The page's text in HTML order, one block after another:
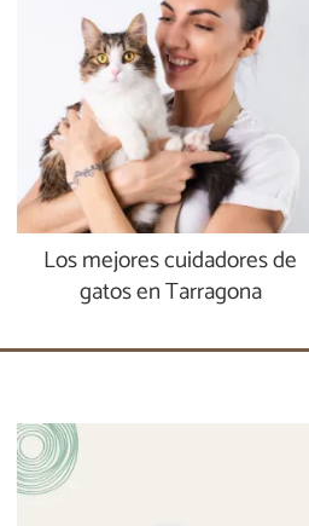
Los mejores cuidadores de
gatos en Tarragona